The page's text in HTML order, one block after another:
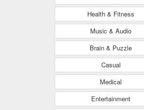
Health & Fitness
Music & Audio
Brain & Puzzle
Casual
Medical
Entertainment